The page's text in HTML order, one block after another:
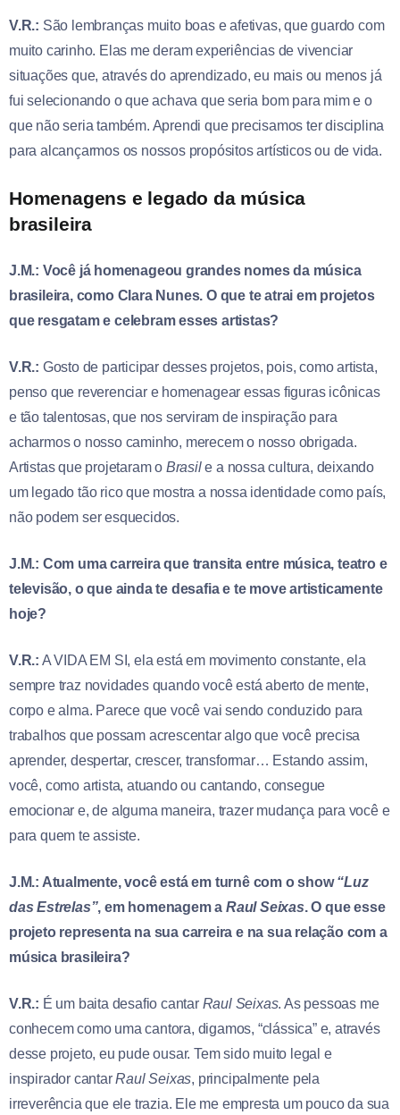
V.R.: São lembranças muito boas e afetivas, que guardo com
muito carinho. Elas me deram experiências de vivenciar
situações que, através do aprendizado, eu mais ou menos já
fui selecionando o que achava que seria bom para mim e o
que não seria também. Aprendi que precisamos ter disciplina
para alcançarmos os nossos propósitos artísticos ou de vida.
Homenagens e legado da música
brasileira
J.M.: Você já homenageou grandes nomes da música
brasileira, como Clara Nunes. O que te atrai em projetos
que resgatam e celebram esses artistas?
V.R.: Gosto de participar desses projetos, pois, como artista,
penso que reverenciar e homenagear essas figuras icônicas
e tão talentosas, que nos serviram de inspiração para
acharmos o nosso caminho, merecem o nosso obrigada.
Artistas que projetaram o Brasile a nossa cultura, deixando
um legado tão rico que mostra a nossa identidade como país,
não podem ser esquecidos.
J.M.: Com uma carreira que transita entre música, teatro e
televisão, o que ainda te desafia e te move artisticamente
hoje?
V.R.: A VIDA EM SI, ela está em movimento constante, ela
sempre traz novidades quando você está aberto de mente,
corpo e alma. Parece que você vai sendo conduzido para
trabalhos que possam acrescentar algo que você precisa
aprender, despertar, crescer, transformar… Estando assim,
você, como artista, atuando ou cantando, consegue
emocionar e, de alguma maneira, trazer mudança para você e
para quem te assiste.
J.M.: Atualmente, você está em turnê com o show“Luz
das Estrelas”, em homenagem aRaul Seixas. O que esse
projeto representa na sua carreira e na sua relação com a
música brasileira?
V.R.: É um baita desafio cantar Raul Seixas. As pessoas me
conhecem como uma cantora, digamos, “clássica” e, através
desse projeto, eu pude ousar. Tem sido muito legal e
inspirador cantarRaul Seixas, principalmente pela
irreverência que ele trazia. Ele me empresta um pouco da sua